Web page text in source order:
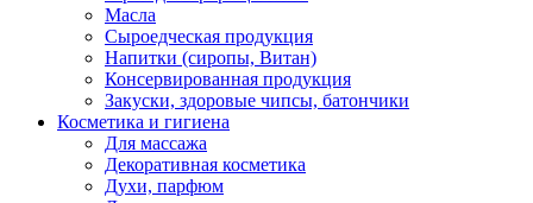
Масла
Сыроедческая продукция
Напитки (сиропы, Витан)
Консервированная продукция
Закуски, здоровые чипсы, батончики
Косметика и гигиена
Для массажа
Декоративная косметика
Духи, парфюм